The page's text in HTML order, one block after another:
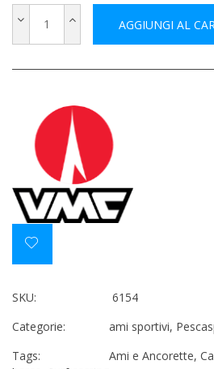
AGGIUNGI AL
SKU:
6154
Categorie:
ami sportivi,
Tags:
Ami e Ancorette,